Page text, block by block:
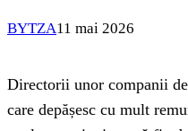
BYTZA11 mai 2026
Directorii unor companii
care depășesc cu mult